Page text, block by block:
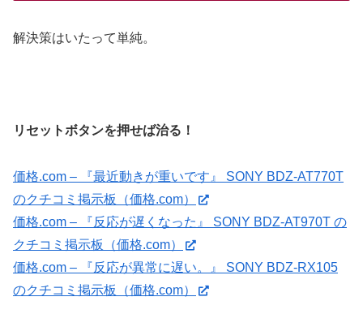
解決策はいたって単純。
リセットボタンを押せば治る！
価格.com – 『最近動きが重いです』 SONY BDZ-AT770T
のクチコミ掲示板（価格.com）
価格.com – 『反応が遅くなった』 SONY BDZ-AT970T の
クチコミ掲示板（価格.com）
価格.com – 『反応が異常に遅い。』 SONY BDZ-RX105
のクチコミ掲示板（価格.com）